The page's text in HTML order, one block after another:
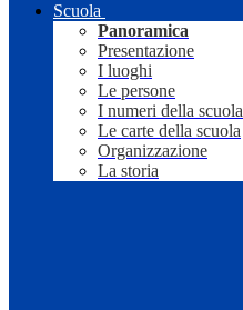
Scuola
Panoramica
Presentazione
I luoghi
Le persone
I numeri della scuola
Le carte della scuola
Organizzazione
La storia